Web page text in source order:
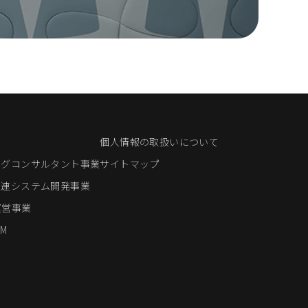
コンサルタント事業
システム開発事業
事業
個人情報の取扱いについて
サイトマップ